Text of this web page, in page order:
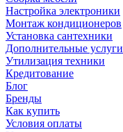
Настройка электроники
Монтаж кондиционеров
Установка сантехники
Дополнительные услуги
Утилизация техники
Кредитование
Блог
Бренды
Как купить
Условия оплаты